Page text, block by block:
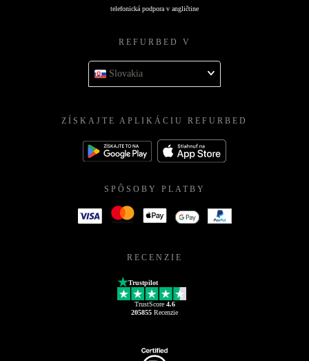
telefonická podpora v angličtine
REFURBED V
Slovakia
ZÍSKAJTE APLIKÁCIU REFURBED
SPÔSOBY PLATBY
RECENZIE
Trustpilot
TrustScore 4.6
205855 Recenzie